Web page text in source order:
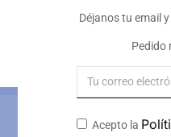
personalizada
Iva incluido
Déjanos tu email
Pedido
Acepto la